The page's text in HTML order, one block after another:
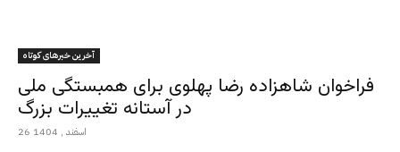
آخرین خبرهای کوتاه
فراخوان شاهزاده رضا پهلوی برای همبستگی ملی
در آستانه تغییرات بزرگ
26 اسفند , 1404